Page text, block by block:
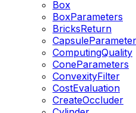
Box
BoxParameters
BricksReturn
ComputingQuality
ConeParameters
ConvexityFilter
CostEvaluation
CreateOccluder